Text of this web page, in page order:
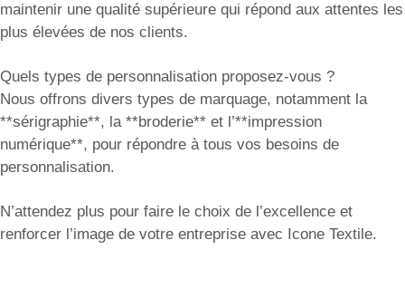
maintenir une qualité supérieure qui répond aux attentes les
plus élevées de nos clients.
Quels types de personnalisation proposez-vous ?
Nous offrons divers types de marquage, notamment la
**sérigraphie**, la **broderie** et l’**impression
numérique**, pour répondre à tous vos besoins de
personnalisation.
N’attendez plus pour faire le choix de l’excellence et
renforcer l’image de votre entreprise avec Icone Textile.